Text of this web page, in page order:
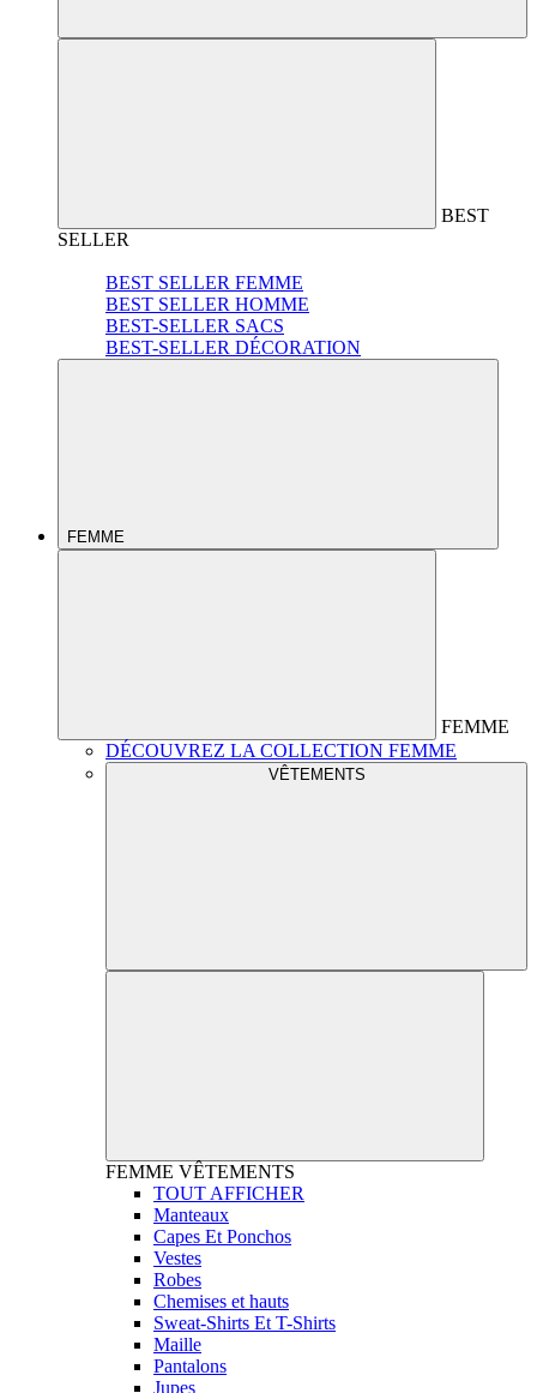
BEST
SELLER
BEST SELLER FEMME
BEST SELLER HOMME
BEST-SELLER SACS
BEST-SELLER DÉCORATION
FEMME
FEMME
DÉCOUVREZ LA COLLECTION FEMME
VÊTEMENTS
FEMME VÊTEMENTS
TOUT AFFICHER
Manteaux
Capes Et Ponchos
Vestes
Robes
Chemises et hauts
Sweat-Shirts Et T-Shirts
Maille
Pantalons
Jupes